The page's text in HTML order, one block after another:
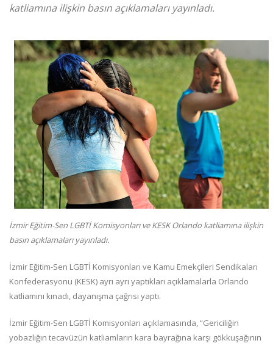
katliamına ilişkin basın açıklamaları yayınladı.
İzmir Eğitim-Sen LGBTİ Komisyonları ve KESK Orlando katliamına ilişkin
basın açıklamaları yayınladı.
İzmir Eğitim-Sen LGBTİ Komisyonları ve Kamu Emekçileri Sendikaları
Konfederasyonu (KESK) ayrı ayrı yaptıkları açıklamalarla Orlando
katliamını kınadı, dayanışma çağrısı yaptı.
İzmir Eğitim-Sen LGBTİ Komisyonları açıklamasında, “Gericiliğin
yobazlığın tecavüzün katliamların kara bayrağına karşı gökkuşağının